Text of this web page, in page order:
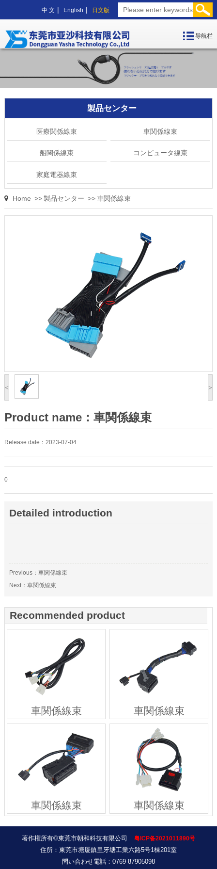
中 文 | English | 日文版
导航栏
製品センター
医療関係線束 車関係線束
船関係線束 コンピュータ線束
家庭電器線束
Home >> 製品センター >> 車関係線束
< >
Product name：車関係線束
Release date：2023-07-04
0
Detailed introduction
Previous：車関係線束
Next：車関係線束
Recommended product
車関係線束 車関係線束
車関係線束 車関係線束
著作権所有©東莞市朝和科技有限公司 粤ICP备2021011890号
住所：東莞市塘厦鎮里牙塘工業六路5号1棟201室
問い合わせ電話：0769-87905098